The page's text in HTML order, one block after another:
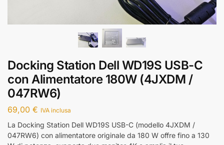
Docking Station Dell WD19S USB-C
con Alimentatore 180W (4JXDM /
047RW6)
69,00 € IVA inclusa
La Docking Station Dell WD19S USB-C (modello 4JXDM /
047RW6) con alimentatore originale da 180 W offre fino a 130